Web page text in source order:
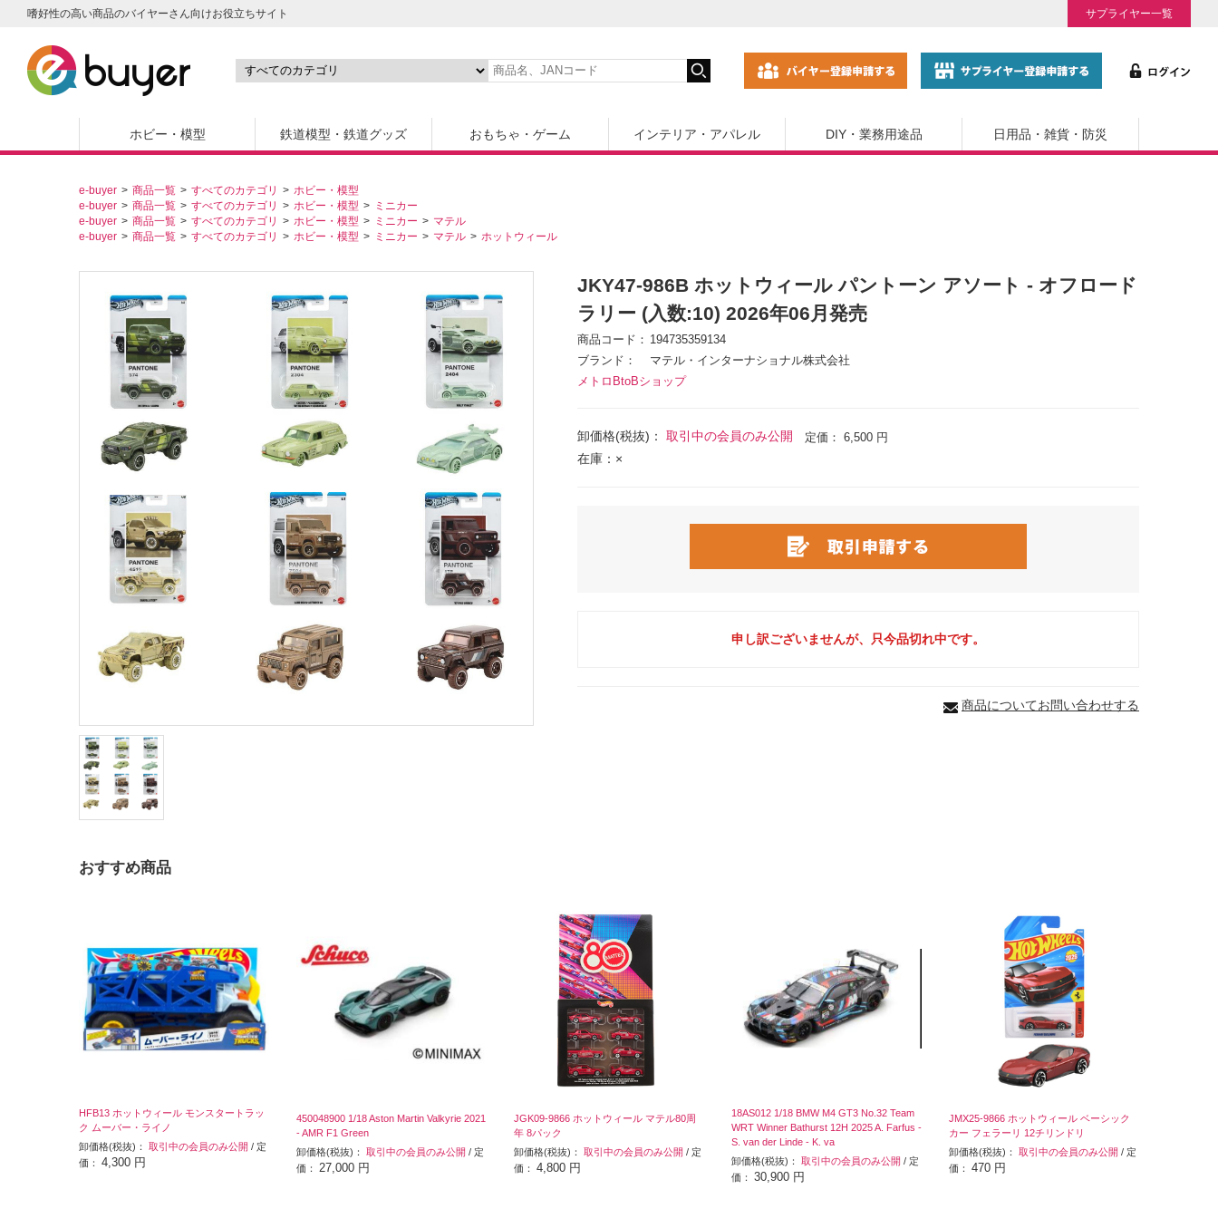
嗜好性の高い商品のバイヤーさん向けお役立ちサイト サプライヤー一覧
ホビー・模型 鉄道模型・鉄道グッズ おもちゃ・ゲーム インテリア・アパレル DIY・業務用途品 日用品・雑貨・防災
e-buyer 商品一覧 すべてのカテゴリ
ホビー・模型
e-buyer
商品一覧 すべてのカテゴリ ホビー・模型
ミニカー
e-buyer
商品一覧 すべてのカテゴリ ホビー・模型 ミニカー
マテル
e-buyer
商品一覧 すべてのカテゴリ ホビー・模型 ミニカー マテル ホットウィール
JKY47-986B ホットウィール パントーン アソート - オフロード
ラリー (入数:10) 2026年06月発売
商品コード
194735359134
ブランド
マテル・インターナショナル株式会社
メトロBtoBショップ
卸価格(税抜)： 取引中の会員のみ公開 定価： 6,500 円
在庫：×
申し訳ございませんが、只今品切れ中です。
商品についてお問い合わせする
おすすめ商品
HFB13 ホットウィール モンスタートラッ
ク ムーバー・ライノ
卸価格(税抜)： 取引中の会員のみ公開 / 定
価： 4,300 円
450048900 1/18 Aston Martin Valkyrie 2021
- AMR F1 Green
卸価格(税抜)： 取引中の会員のみ公開 / 定
価： 27,000 円
JGK09-9866 ホットウィール マテル80周
年 8パック
卸価格(税抜)： 取引中の会員のみ公開 / 定
価： 4,800 円
18AS012 1/18 BMW M4 GT3 No.32 Team
WRT Winner Bathurst 12H 2025 A. Farfus -
S. van der Linde - K. va
卸価格(税抜)： 取引中の会員のみ公開 / 定
価： 30,900 円
JMX25-9866 ホットウィール ベーシック
カー フェラーリ 12チリンドリ
卸価格(税抜)： 取引中の会員のみ公開 / 定
価： 470 円